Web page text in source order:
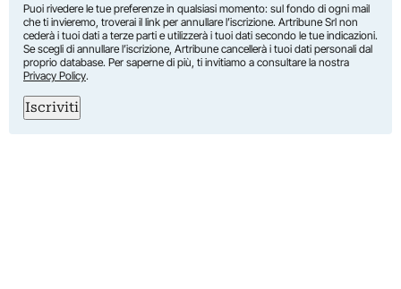
Puoi rivedere le tue preferenze in qualsiasi momento: sul fondo di ogni mail
che ti invieremo, troverai il link per annullare l’iscrizione. Artribune Srl non
cederà i tuoi dati a terze parti e utilizzerà i tuoi dati secondo le tue indicazioni.
Se scegli di annullare l’iscrizione, Artribune cancellerà i tuoi dati personali dal
proprio database. Per saperne di più, ti invitiamo a consultare la nostra
Privacy Policy.
Iscriviti